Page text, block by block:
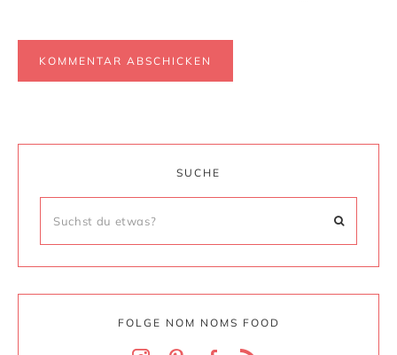
SUCHE
FOLGE NOM NOMS FOOD